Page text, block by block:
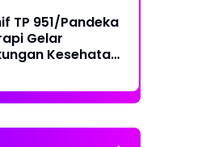
TP 951/Pandeka
Gelar
Kesehatan